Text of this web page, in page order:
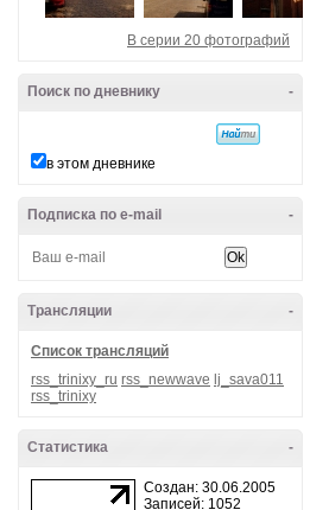
В серии 20 фотографий
-
Поиск по дневнику
в этом дневнике
-
Подписка по e-mail
-
Трансляции
Список трансляций
rss_trinixy_ru rss_newwave lj_sava011
rss_trinixy
-
Статистика
Создан: 30.06.2005
Записей: 1052